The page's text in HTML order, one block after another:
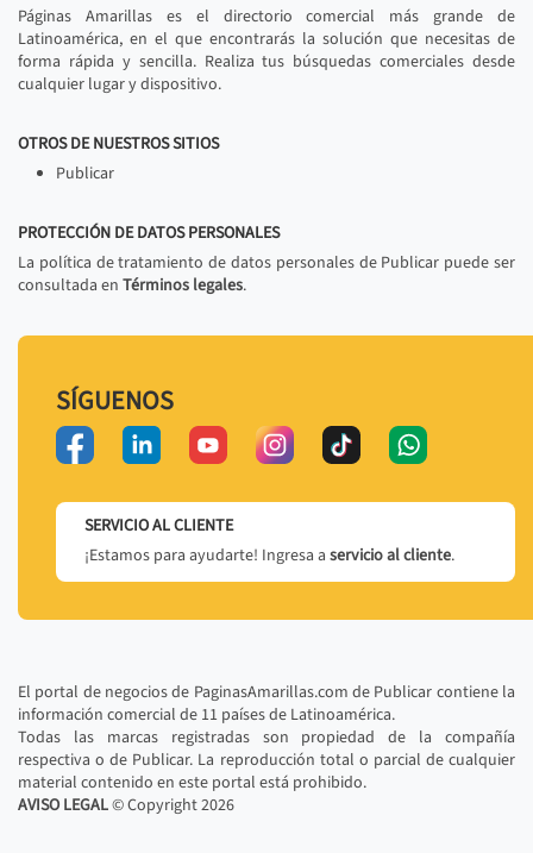
Páginas Amarillas es el directorio comercial más grande de
Latinoamérica, en el que encontrarás la solución que necesitas de
forma rápida y sencilla. Realiza tus búsquedas comerciales desde
cualquier lugar y dispositivo.
OTROS DE NUESTROS SITIOS
Publicar
PROTECCIÓN DE DATOS PERSONALES
La política de tratamiento de datos personales de Publicar puede ser
consultada en Términos legales.
SÍGUENOS
SERVICIO AL CLIENTE
¡Estamos para ayudarte! Ingresa a servicio al cliente.
El portal de negocios de PaginasAmarillas.com de Publicar contiene la
información comercial de 11 países de Latinoamérica.
Todas las marcas registradas son propiedad de la compañía
respectiva o de Publicar. La reproducción total o parcial de cualquier
material contenido en este portal está prohibido.
AVISO LEGAL© Copyright2026